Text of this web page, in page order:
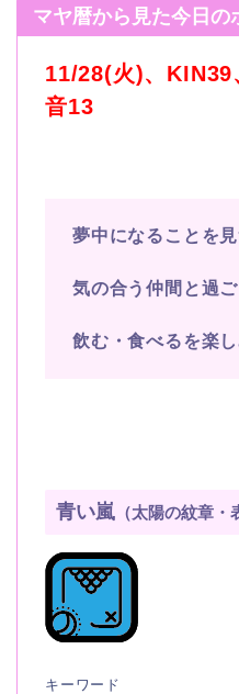
マヤ暦から見た今日の
11/28(火)、KIN39
音13
夢中になることを
気の合う仲間と過
飲む・食べるを楽
青い嵐 （太陽の紋章・
キーワード